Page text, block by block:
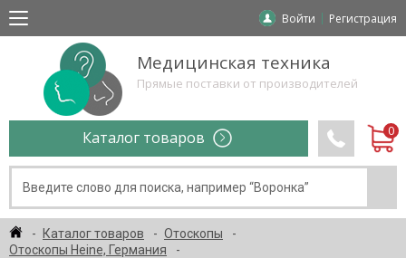
Войти Регистрация
Медицинская техника
Прямые поставки от производителей
Каталог товаров
Каталог товаров
Отоскопы
Отоскопы Heine, Германия